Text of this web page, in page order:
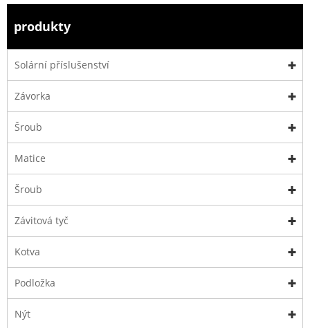
produkty
Solární příslušenství
Závorka
Šroub
Matice
Šroub
Závitová tyč
Kotva
Podložka
Nýt